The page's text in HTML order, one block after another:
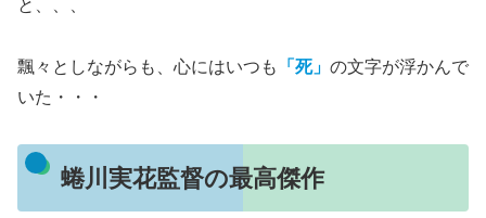
と、、、
飄々としながらも、心にはいつも 「死」 の文字が浮かんで
いた・・・
蜷川実花監督の最高傑作